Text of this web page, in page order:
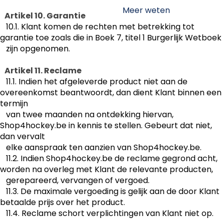
Artikel 10. Garantie
10.1. Klant komen de rechten met betrekking tot
garantie toe zoals die in Boek 7, titel 1 Burgerlijk Wetboek
zijn opgenomen.
Artikel 11. Reclame
11.1. Indien het afgeleverde product niet aan de
overeenkomst beantwoordt, dan dient Klant binnen een
termijn
van twee maanden na ontdekking hiervan,
Shop4hockey.be in kennis te stellen. Gebeurt dat niet,
dan vervalt
elke aanspraak ten aanzien van Shop4hockey.be.
11.2. Indien Shop4hockey.be de reclame gegrond acht,
worden na overleg met Klant de relevante producten,
gerepareerd, vervangen of vergoed.
11.3. De maximale vergoeding is gelijk aan de door Klant
betaalde prijs over het product.
11.4. Reclame schort verplichtingen van Klant niet op.
Meer weten